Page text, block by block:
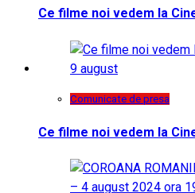
Ce filme noi vedem la
Comunicate de presa
Ce filme noi vedem la